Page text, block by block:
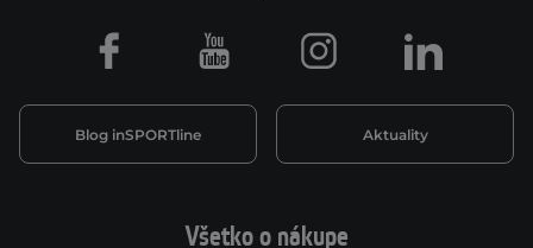
Všetko o nákupe
Blog inSPORTline Aktuality
Facebook Youtube Instagram LinkedIn